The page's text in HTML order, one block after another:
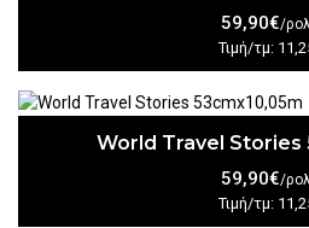
59,90€/
Τιμή/τμ:
World Travel Stories
59,90€/
Τιμή/τμ: